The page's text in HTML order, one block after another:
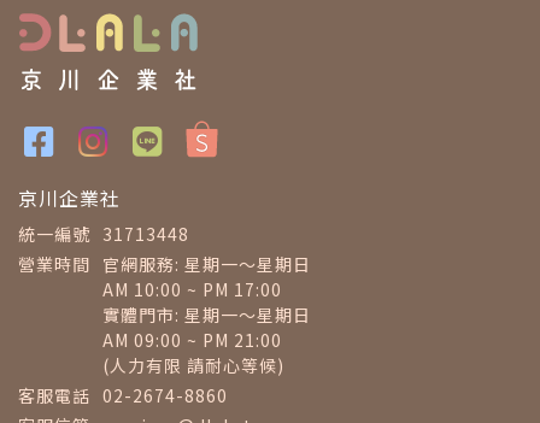
京川企業社
統一編號 31713448
營業時間 官網服務: 星期一～星期日
AM 10:00 ~ PM 17:00
實體門市: 星期一～星期日
AM 09:00 ~ PM 21:00
(人力有限 請耐心等候)
客服電話 02-2674-8860